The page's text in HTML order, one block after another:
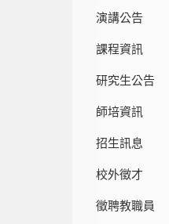
演講公告
課程資訊
研究生公告
師培資訊
招生訊息
校外徵才
徵聘教職員